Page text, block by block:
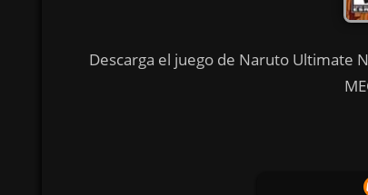
Descarga el juego de Naruto Ultimate